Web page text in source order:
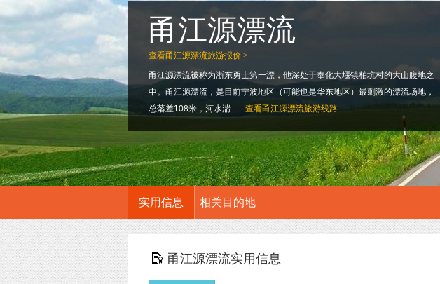
查看甬江源漂流旅游报价 >
甬江源漂流
甬江源漂流被称为浙东勇士第一漂，他深处于奉化大堰镇柏坑村的大山腹地之
中。甬江源漂流，是目前宁波地区（可能也是华东地区）最刺激的漂流场地，
总落差108米，河水湍...
查看甬江源漂流旅游线路
实用信息 相关目的地
甬江源漂流实用信息